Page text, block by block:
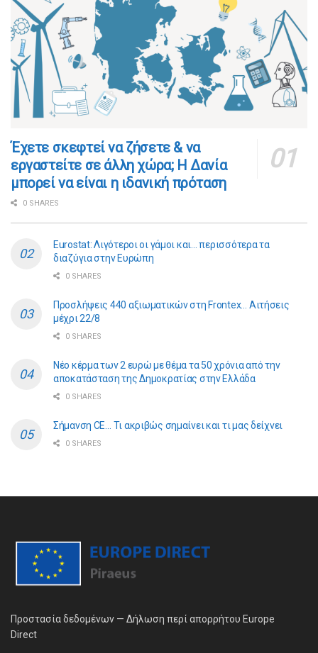
​​Έχετε σκεφτεί να ζήσετε & να
εργαστείτε σε άλλη χώρα; Η Δανία
μπορεί να είναι η ιδανική πρόταση
0 SHARES
Eurostat: Λιγότεροι οι γάμοι και… περισσότερα τα
διαζύγια στην Ευρώπη
0 SHARES
Προσλήψεις 440 αξιωματικών στη Frontex… Αιτήσεις
μέχρι 22/8
0 SHARES
Νέο κέρμα των 2 ευρώ με θέμα τα 50 χρόνια από την
αποκατάσταση της Δημοκρατίας στην Ελλάδα
0 SHARES
Σήμανση CE… Τι ακριβώς σημαίνει και τι μας δείχνει
0 SHARES
Προστασία δεδομένων — Δήλωση περί απορρήτου Europe
Direct